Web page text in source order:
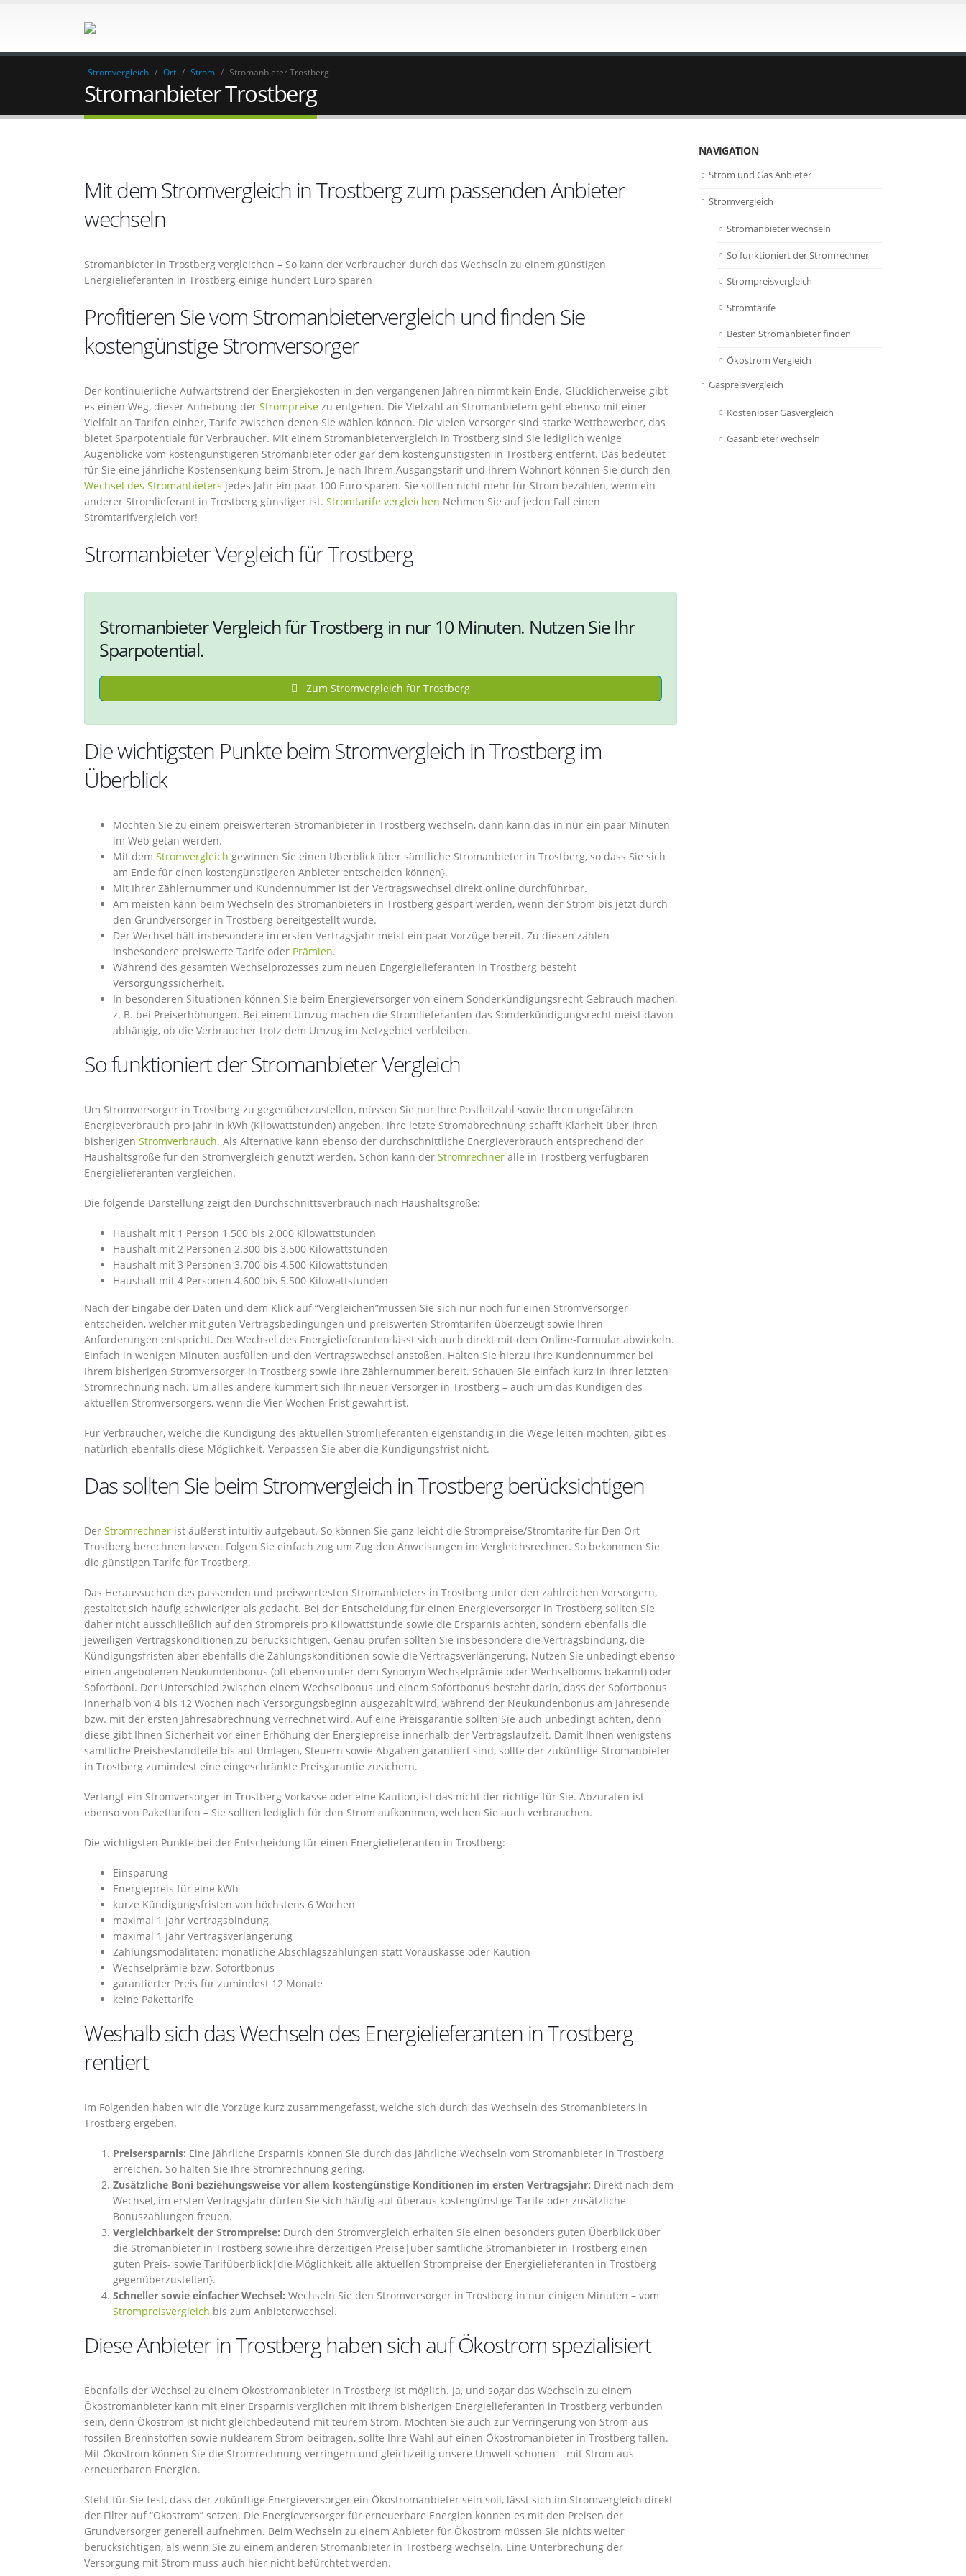
Stromvergleich / Ort / Strom / Stromanbieter Trostberg
Stromanbieter Trostberg
Mit dem Stromvergleich in Trostberg zum passenden Anbieter
wechseln
Stromanbieter in Trostberg vergleichen – So kann der Verbraucher durch das Wechseln zu einem günstigen
Energielieferanten in Trostberg einige hundert Euro sparen
Profitieren Sie vom Stromanbietervergleich und finden Sie
kostengünstige Stromversorger
Der kontinuierliche Aufwärtstrend der Energiekosten in den vergangenen Jahren nimmt kein Ende. Glücklicherweise gibt
es einen Weg, dieser Anhebung der Strompreise zu entgehen. Die Vielzahl an Stromanbietern geht ebenso mit einer
Vielfalt an Tarifen einher, Tarife zwischen denen Sie wählen können. Die vielen Versorger sind starke Wettbewerber, das
bietet Sparpotentiale für Verbraucher. Mit einem Stromanbietervergleich in Trostberg sind Sie lediglich wenige
Augenblicke vom kostengünstigeren Stromanbieter oder gar dem kostengünstigsten in Trostberg entfernt. Das bedeutet
für Sie eine jährliche Kostensenkung beim Strom. Je nach Ihrem Ausgangstarif und Ihrem Wohnort können Sie durch den
Wechsel des Stromanbieters jedes Jahr ein paar 100 Euro sparen. Sie sollten nicht mehr für Strom bezahlen, wenn ein
anderer Stromlieferant in Trostberg günstiger ist. Stromtarife vergleichen Nehmen Sie auf jeden Fall einen
Stromtarifvergleich vor!
Stromanbieter Vergleich für Trostberg
Stromanbieter Vergleich für Trostberg in nur 10 Minuten. Nutzen Sie Ihr
Sparpotential.
Zum Stromvergleich für Trostberg
Die wichtigsten Punkte beim Stromvergleich in Trostberg im
Überblick
Möchten Sie zu einem preiswerteren Stromanbieter in Trostberg wechseln, dann kann das in nur ein paar Minuten
im Web getan werden.
Mit dem Stromvergleich gewinnen Sie einen Überblick über sämtliche Stromanbieter in Trostberg, so dass Sie sich
am Ende für einen kostengünstigeren Anbieter entscheiden können}.
Mit Ihrer Zählernummer und Kundennummer ist der Vertragswechsel direkt online durchführbar.
Am meisten kann beim Wechseln des Stromanbieters in Trostberg gespart werden, wenn der Strom bis jetzt durch
den Grundversorger in Trostberg bereitgestellt wurde.
Der Wechsel hält insbesondere im ersten Vertragsjahr meist ein paar Vorzüge bereit. Zu diesen zählen
insbesondere preiswerte Tarife oder Prämien.
Während des gesamten Wechselprozesses zum neuen Engergielieferanten in Trostberg besteht
Versorgungssicherheit.
In besonderen Situationen können Sie beim Energieversorger von einem Sonderkündigungsrecht Gebrauch machen,
z. B. bei Preiserhöhungen. Bei einem Umzug machen die Stromlieferanten das Sonderkündigungsrecht meist davon
abhängig, ob die Verbraucher trotz dem Umzug im Netzgebiet verbleiben.
So funktioniert der Stromanbieter Vergleich
Um Stromversorger in Trostberg zu gegenüberzustellen, müssen Sie nur Ihre Postleitzahl sowie Ihren ungefähren
Energieverbrauch pro Jahr in kWh (Kilowattstunden) angeben. Ihre letzte Stromabrechnung schafft Klarheit über Ihren
bisherigen Stromverbrauch. Als Alternative kann ebenso der durchschnittliche Energieverbrauch entsprechend der
Haushaltsgröße für den Stromvergleich genutzt werden. Schon kann der Stromrechner alle in Trostberg verfügbaren
Energielieferanten vergleichen.
Die folgende Darstellung zeigt den Durchschnittsverbrauch nach Haushaltsgröße:
Haushalt mit 1 Person 1.500 bis 2.000 Kilowattstunden
Haushalt mit 2 Personen 2.300 bis 3.500 Kilowattstunden
Haushalt mit 3 Personen 3.700 bis 4.500 Kilowattstunden
Haushalt mit 4 Personen 4.600 bis 5.500 Kilowattstunden
Nach der Eingabe der Daten und dem Klick auf “Vergleichen”müssen Sie sich nur noch für einen Stromversorger
entscheiden, welcher mit guten Vertragsbedingungen und preiswerten Stromtarifen überzeugt sowie Ihren
Anforderungen entspricht. Der Wechsel des Energielieferanten lässt sich auch direkt mit dem Online-Formular abwickeln.
Einfach in wenigen Minuten ausfüllen und den Vertragswechsel anstoßen. Halten Sie hierzu Ihre Kundennummer bei
Ihrem bisherigen Stromversorger in Trostberg sowie Ihre Zählernummer bereit. Schauen Sie einfach kurz in Ihrer letzten
Stromrechnung nach. Um alles andere kümmert sich Ihr neuer Versorger in Trostberg – auch um das Kündigen des
aktuellen Stromversorgers, wenn die Vier-Wochen-Frist gewahrt ist.
Für Verbraucher, welche die Kündigung des aktuellen Stromlieferanten eigenständig in die Wege leiten möchten, gibt es
natürlich ebenfalls diese Möglichkeit. Verpassen Sie aber die Kündigungsfrist nicht.
Das sollten Sie beim Stromvergleich in Trostberg berücksichtigen
Der Stromrechner ist äußerst intuitiv aufgebaut. So können Sie ganz leicht die Strompreise/Stromtarife für Den Ort
Trostberg berechnen lassen. Folgen Sie einfach zug um Zug den Anweisungen im Vergleichsrechner. So bekommen Sie
die günstigen Tarife für Trostberg.
Das Heraussuchen des passenden und preiswertesten Stromanbieters in Trostberg unter den zahlreichen Versorgern,
gestaltet sich häufig schwieriger als gedacht. Bei der Entscheidung für einen Energieversorger in Trostberg sollten Sie
daher nicht ausschließlich auf den Strompreis pro Kilowattstunde sowie die Ersparnis achten, sondern ebenfalls die
jeweiligen Vertragskonditionen zu berücksichtigen. Genau prüfen sollten Sie insbesondere die Vertragsbindung, die
Kündigungsfristen aber ebenfalls die Zahlungskonditionen sowie die Vertragsverlängerung. Nutzen Sie unbedingt ebenso
einen angebotenen Neukundenbonus (oft ebenso unter dem Synonym Wechselprämie oder Wechselbonus bekannt) oder
Sofortboni. Der Unterschied zwischen einem Wechselbonus und einem Sofortbonus besteht darin, dass der Sofortbonus
innerhalb von 4 bis 12 Wochen nach Versorgungsbeginn ausgezahlt wird, während der Neukundenbonus am Jahresende
bzw. mit der ersten Jahresabrechnung verrechnet wird. Auf eine Preisgarantie sollten Sie auch unbedingt achten, denn
diese gibt Ihnen Sicherheit vor einer Erhöhung der Energiepreise innerhalb der Vertragslaufzeit. Damit Ihnen wenigstens
sämtliche Preisbestandteile bis auf Umlagen, Steuern sowie Abgaben garantiert sind, sollte der zukünftige Stromanbieter
in Trostberg zumindest eine eingeschränkte Preisgarantie zusichern.
Verlangt ein Stromversorger in Trostberg Vorkasse oder eine Kaution, ist das nicht der richtige für Sie. Abzuraten ist
ebenso von Pakettarifen – Sie sollten lediglich für den Strom aufkommen, welchen Sie auch verbrauchen.
Die wichtigsten Punkte bei der Entscheidung für einen Energielieferanten in Trostberg:
Einsparung
Energiepreis für eine kWh
kurze Kündigungsfristen von höchstens 6 Wochen
maximal 1 Jahr Vertragsbindung
maximal 1 Jahr Vertragsverlängerung
Zahlungsmodalitäten: monatliche Abschlagszahlungen statt Vorauskasse oder Kaution
Wechselprämie bzw. Sofortbonus
garantierter Preis für zumindest 12 Monate
keine Pakettarife
Weshalb sich das Wechseln des Energielieferanten in Trostberg
rentiert
Im Folgenden haben wir die Vorzüge kurz zusammengefasst, welche sich durch das Wechseln des Stromanbieters in
Trostberg ergeben.
Preisersparnis: Eine jährliche Ersparnis können Sie durch das jährliche Wechseln vom Stromanbieter in Trostberg
erreichen. So halten Sie Ihre Stromrechnung gering.
Zusätzliche Boni beziehungsweise vor allem kostengünstige Konditionen im ersten Vertragsjahr: Direkt nach dem
Wechsel, im ersten Vertragsjahr dürfen Sie sich häufig auf überaus kostengünstige Tarife oder zusätzliche
Bonuszahlungen freuen.
Vergleichbarkeit der Strompreise: Durch den Stromvergleich erhalten Sie einen besonders guten Überblick über
die Stromanbieter in Trostberg sowie ihre derzeitigen Preise|über sämtliche Stromanbieter in Trostberg einen
guten Preis- sowie Tarifüberblick|die Möglichkeit, alle aktuellen Strompreise der Energielieferanten in Trostberg
gegenüberzustellen}.
Schneller sowie einfacher Wechsel: Wechseln Sie den Stromversorger in Trostberg in nur einigen Minuten – vom
Strompreisvergleich bis zum Anbieterwechsel.
Diese Anbieter in Trostberg haben sich auf Ökostrom spezialisiert
Ebenfalls der Wechsel zu einem Ökostromanbieter in Trostberg ist möglich. Ja, und sogar das Wechseln zu einem
Ökostromanbieter kann mit einer Ersparnis verglichen mit Ihrem bisherigen Energielieferanten in Trostberg verbunden
sein, denn Ökostrom ist nicht gleichbedeutend mit teurem Strom. Möchten Sie auch zur Verringerung von Strom aus
fossilen Brennstoffen sowie nuklearem Strom beitragen, sollte Ihre Wahl auf einen Ökostromanbieter in Trostberg fallen.
Mit Ökostrom können Sie die Stromrechnung verringern und gleichzeitig unsere Umwelt schonen – mit Strom aus
erneuerbaren Energien.
Steht für Sie fest, dass der zukünftige Energieversorger ein Ökostromanbieter sein soll, lässt sich im Stromvergleich direkt
der Filter auf “Ökostrom” setzen. Die Energieversorger für erneuerbare Energien können es mit den Preisen der
Grundversorger generell aufnehmen. Beim Wechseln zu einem Anbieter für Ökostrom müssen Sie nichts weiter
berücksichtigen, als wenn Sie zu einem anderen Stromanbieter in Trostberg wechseln. Eine Unterbrechung der
Versorgung mit Strom muss auch hier nicht befürchtet werden.
NAVIGATION
Strom und Gas Anbieter
Stromvergleich
Stromanbieter wechseln
So funktioniert der Stromrechner
Strompreisvergleich
Stromtarife
Besten Stromanbieter finden
Ökostrom Vergleich
Gaspreisvergleich
Kostenloser Gasvergleich
Gasanbieter wechseln